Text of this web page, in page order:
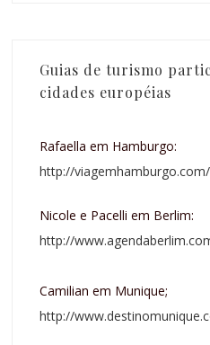
Guias de turismo
cidades européias
Rafaella em Hamburgo:
http://viagemhamburgo.com/
Nicole e Pacelli em Berlim:
http://
Camilian em Munique;
http://